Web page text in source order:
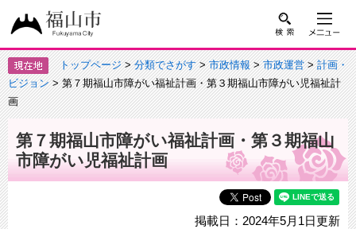
トップページ>分類でさがす>市政情報>市政運営>計画・
ビジョン> 第７期福山市障がい福祉計画・第３期福山市障がい児福祉計
画
第７期福山市障がい福祉計画・第３期福山
市障がい児福祉計画
掲載日：2024年5月1日更新